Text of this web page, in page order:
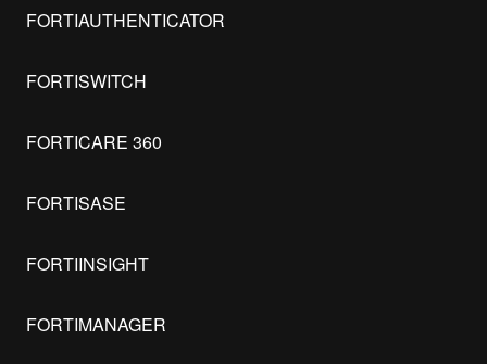
FORTIAUTHENTICATOR
FORTISWITCH
FORTICARE 360
FORTISASE
FORTIINSIGHT
FORTIMANAGER